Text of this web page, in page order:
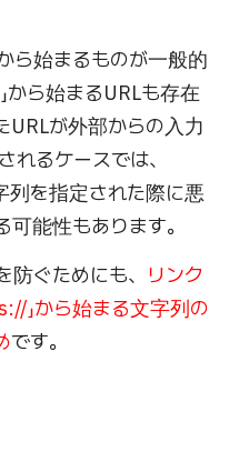
ら始まるものが一般的
から始まるURLも存在
URLが外部からの入力
るケースでは、
列を指定された際に悪
能性もあります。
ぐためにも、
リンク
」から始まる文字列の
です。